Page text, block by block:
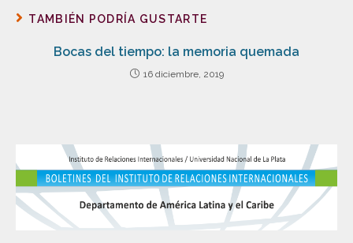
TAMBIÉN PODRÍA GUSTARTE
Bocas del tiempo: la memoria quemada
16 diciembre, 2019